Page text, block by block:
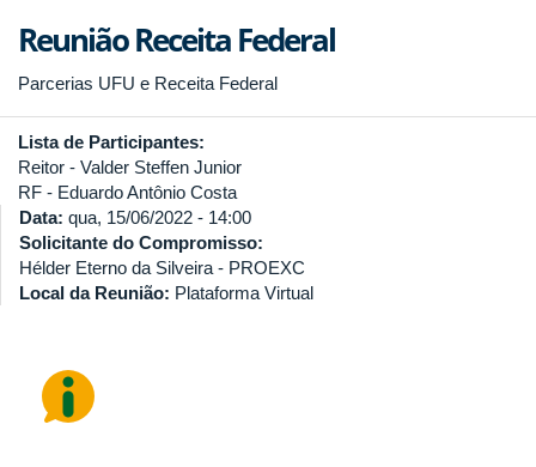
Reunião Receita Federal
Parcerias UFU e Receita Federal
Lista de Participantes:
Reitor - Valder Steffen Junior
RF - Eduardo Antônio Costa
Data: qua, 15/06/2022 - 14:00
Solicitante do Compromisso:
Hélder Eterno da Silveira - PROEXC
Local da Reunião: Plataforma Virtual